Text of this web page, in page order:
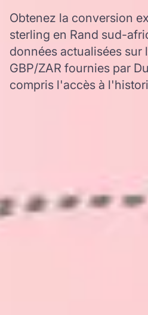
Obtenez la conversion
sterling en Rand sud-
données actualisées sur
GBP/ZAR fournies par
compris l'accès à